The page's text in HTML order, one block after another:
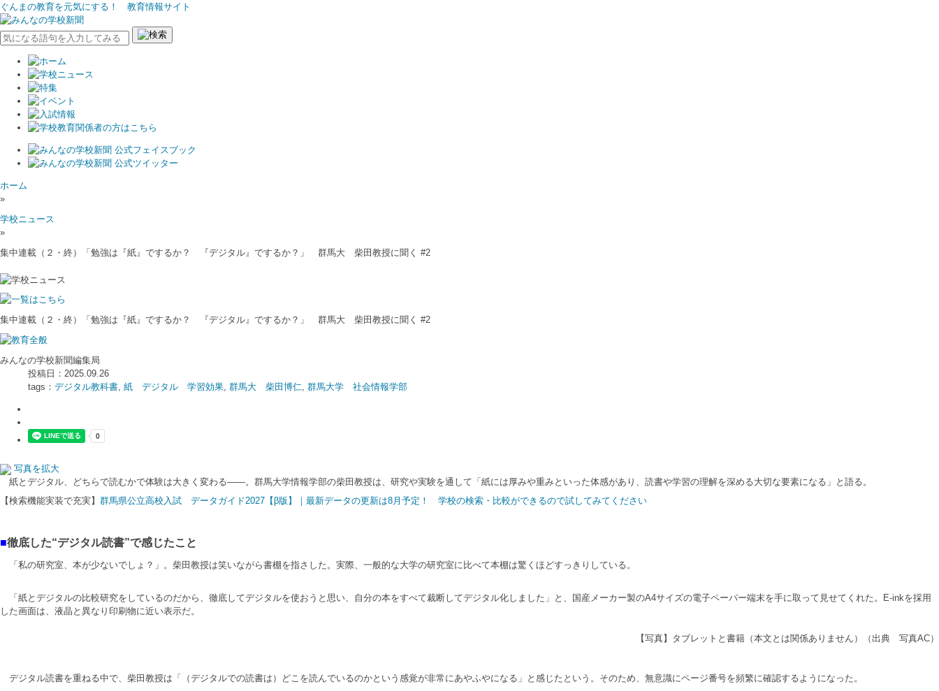
ぐんまの教育を元気にする！ 教育情報サイト
ホーム
»
学校ニュース
»
集中連載（２・終）「勉強は『紙』でするか？ 『デジタル』でするか？」 群馬大 柴田教授に聞く #2
集中連載（２・終）「勉強は『紙』でするか？ 『デジタル』でするか？」 群馬大 柴田教授に聞く #2
みんなの学校新聞編集局
投稿日：2025.09.26
tags： デジタル教科書 紙 デジタル 学習効果 群馬大 柴田博仁 群馬大学 社会情報学部
写真を拡大
紙とデジタル、どちらで読むかで体験は大きく変わる――。群馬大学情報学部の柴田教授は、研究や実験を通して「紙には厚みや重みといった体感があり、読書や学習の理解を深める大切な要素になる」と語る。
【検索機能実装で充実】 群馬県公立高校入試 データガイド2027【β版】｜最新データの更新は8月予定！ 学校の検索・比較ができるので試してみてください
■徹底した“デジタル読書”で感じたこと
「私の研究室、本が少ないでしょ？」。柴田教授は笑いながら書棚を指さした。実際、一般的な大学の研究室に比べて本棚は驚くほどすっきりしている。
「紙とデジタルの比較研究をしているのだから、徹底してデジタルを使おうと思い、自分の本をすべて裁断してデジタル化しました」と、国産メーカー製のA4サイズの電子ペーパー端末を手に取って見せてくれた。E-inkを採用
した画面は、液晶と異なり印刷物に近い表示だ。
【写真】タブレットと書籍（本文とは関係ありません）（出典 写真AC）
デジタル読書を重ねる中で、柴田教授は「（デジタルでの読書は）どこを読んでいるのかという感覚が非常にあやふやになる」と感じたという。そのため、無意識にページ番号を頻繁に確認するようになった。